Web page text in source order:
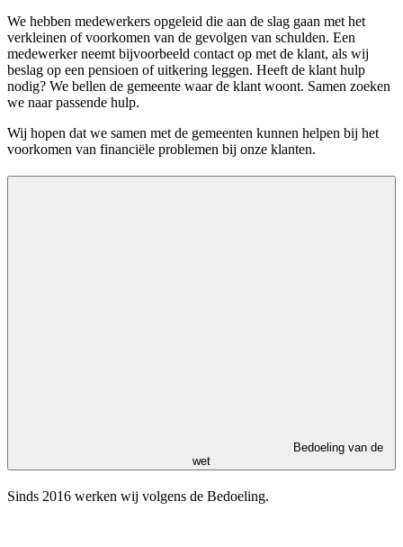
We hebben medewerkers opgeleid die aan de slag gaan met het
verkleinen of voorkomen van de gevolgen van schulden. Een
medewerker neemt bijvoorbeeld contact op met de klant, als wij
beslag op een pensioen of uitkering leggen. Heeft de klant hulp
nodig? We bellen de gemeente waar de klant woont. Samen zoeken
we naar passende hulp.
Wij hopen dat we samen met de gemeenten kunnen helpen bij het
voorkomen van financiële problemen bij onze klanten.
Bedoeling van de
wet
Sinds 2016 werken wij volgens de Bedoeling.